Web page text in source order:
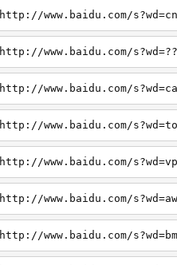
http://www.baidu.com/
http://www.baidu.com/
http://www.baidu.com/
http://www.baidu.com/
http://www.baidu.com/
http://www.baidu.com/
http://www.baidu.com/